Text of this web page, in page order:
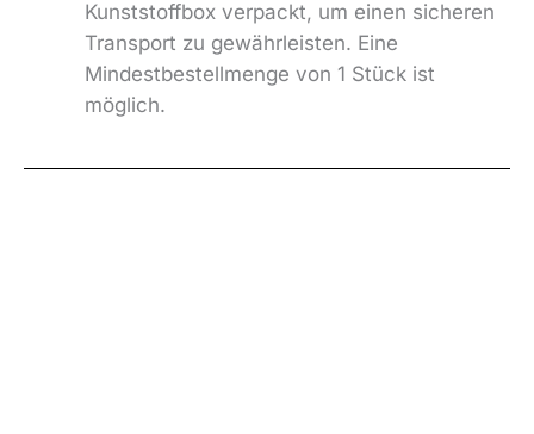
Kunststoffbox verpackt, um einen sicheren
Transport zu gewährleisten. Eine
Mindestbestellmenge von 1 Stück ist
möglich.